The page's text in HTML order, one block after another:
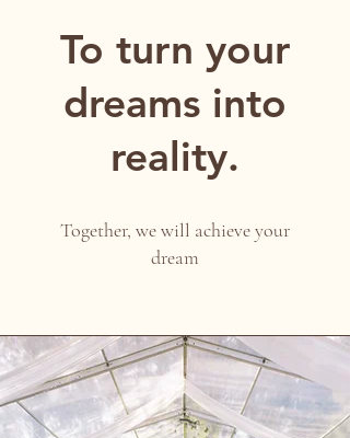
To turn your
dreams into
reality.
Together, we will achieve your
dream